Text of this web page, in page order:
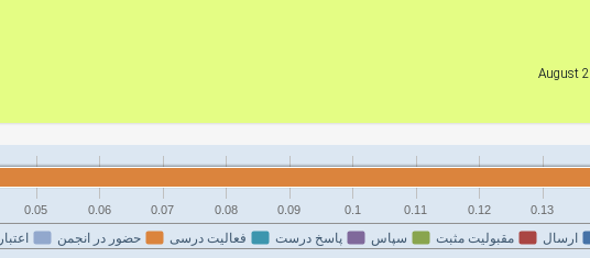
ارسال مقبولیت مثبت سپاس پاسخ درست فعالیت درسی حضور در انجمن اعتبار
0.05 0.06 0.07 0.08 0.09 0.1 0.11 0.12 0.13